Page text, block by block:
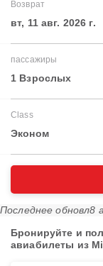
Возврат
вт, 11 авг. 2026 г.
пассажиры
1 Взрослых
Class
Эконом
Последнее обновл8
Бронируйте и
авиабилеты из